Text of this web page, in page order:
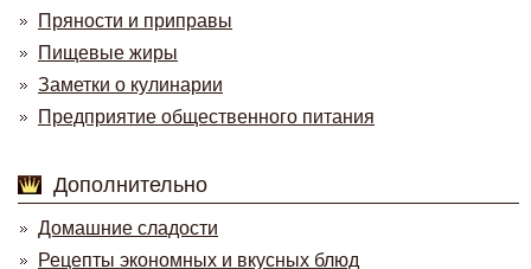
Пряности и приправы
Пищевые жиры
Заметки о кулинарии
Предприятие общественного питания
Дополнительно
Домашние сладости
Рецепты экономных и вкусных блюд